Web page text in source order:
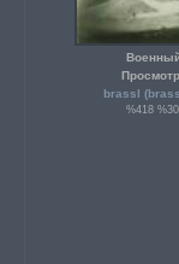
brassl (
%418